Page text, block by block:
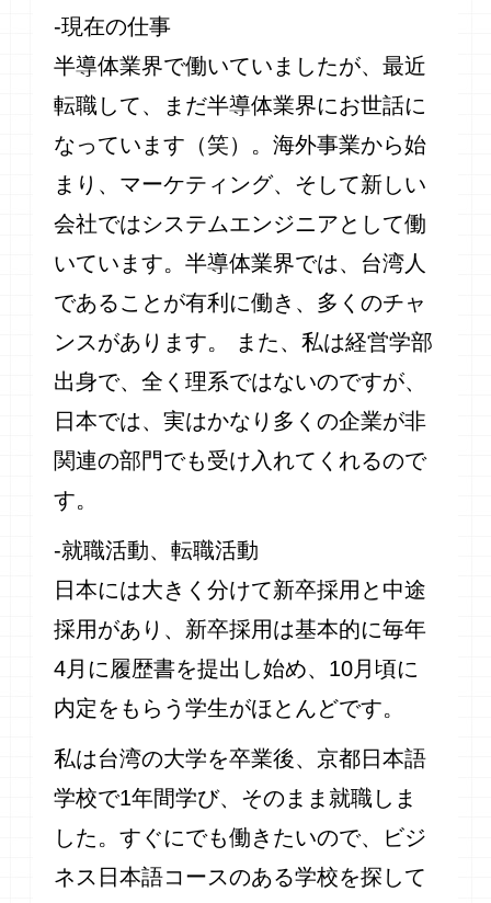
-現在の仕事
半導体業界で働いていましたが、最近
転職して、まだ半導体業界にお世話に
なっています（笑）。海外事業から始
まり、マーケティング、そして新しい
会社ではシステムエンジニアとして働
いています。半導体業界では、台湾人
であることが有利に働き、多くのチャ
ンスがあります。 また、私は経営学部
出身で、全く理系ではないのですが、
日本では、実はかなり多くの企業が非
関連の部門でも受け入れてくれるので
す。
-就職活動、転職活動
日本には大きく分けて新卒採用と中途
採用があり、新卒採用は基本的に毎年
4月に履歴書を提出し始め、10月頃に
内定をもらう学生がほとんどです。
私は台湾の大学を卒業後、京都日本語
学校で1年間学び、そのまま就職しま
した。すぐにでも働きたいので、ビジ
ネス日本語コースのある学校を探して